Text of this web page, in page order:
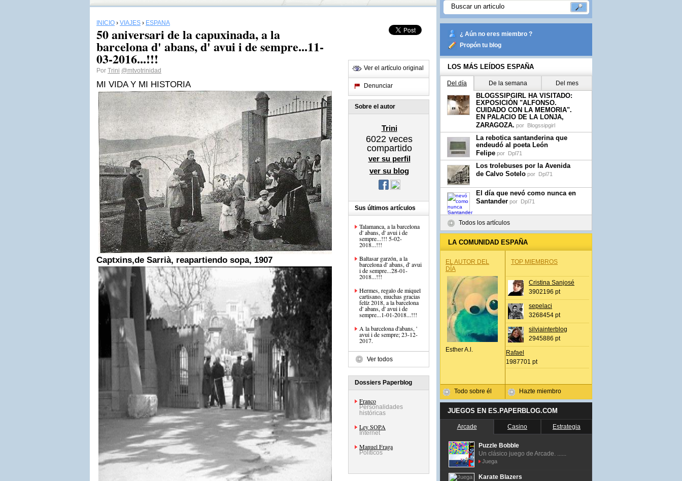
INICIO › VIAJES › ESPAÑA
50 aniversari de la capuxinada, a la
barcelona d' abans, d' avui i de sempre...11-
03-2016...!!!
Por Trini @mtvotrinidad
MI VIDA Y MI HISTORIA
Captxins,de Sarrià, reapartiendo sopa, 1907
Ver el artículo original
Denunciar
Sobre el autor
Trini
6022 veces
compartido
ver su perfil
ver su blog
Sus últimos artículos
Talamanca, a la barcelona
d' abans, d' avui i de
sempre...!!! 5-02-
2018...!!!
Baltasar garzón, a la
barcelona d' abans, d' avui
i de sempre...28-01-
2018...!!!
Hermes, regalo de miquel
cartisano, muchas gracias
felíz 2018, a la barcelona
d' abans, d' avui i de
sempre...1-01-2018...!!!
A la barcelona d'abans, '
avui i de sempre; 23-12-
2017.
Ver todos
Dossiers Paperblog
Franco
Personalidades
históricas
Ley SOPA
Internet
Manuel Fraga
Políticos
¿ Aún no eres miembro ?
Propón tu blog
LOS MÁS LEÍDOS ESPAÑA
Del día De la semana Del mes
BLOGSSIPGIRL HA VISITADO:
EXPOSICIÓN "ALFONSO.
CUIDADO CON LA MEMORIA".
EN PALACIO DE LA LONJA,
ZARAGOZA. por Blogssipgirl
La rebotica santanderina que
endeudó al poeta León
Felipe por Dpl71
Los trolebuses por la Avenida
de Calvo Sotelo por Dpl71
El día que nevó como nunca en
Santander por Dpl71
Todos los artículos
LA COMUNIDAD ESPAÑA
EL AUTOR DEL
DÍA
Esther A.l.
Todo sobre él
TOP MIEMBROS
Cristina Sanjosé
3902196 pt
sepelaci
3268454 pt
silviainterblog
2945886 pt
Rafael
1987701 pt
Hazte miembro
JUEGOS EN ES.PAPERBLOG.COM
Arcade Casino Estrategia
Puzzle Bobble
Un clásico juego de Arcade. ......
Juega
Karate Blazers